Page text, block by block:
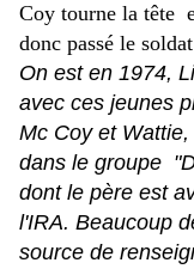
Coy tourne la tête
donc passé le
On est en 1974,
avec ces jeunes
Mc Coy et
dans le groupe
dont le père est
l'IRA. Beaucoup
source de